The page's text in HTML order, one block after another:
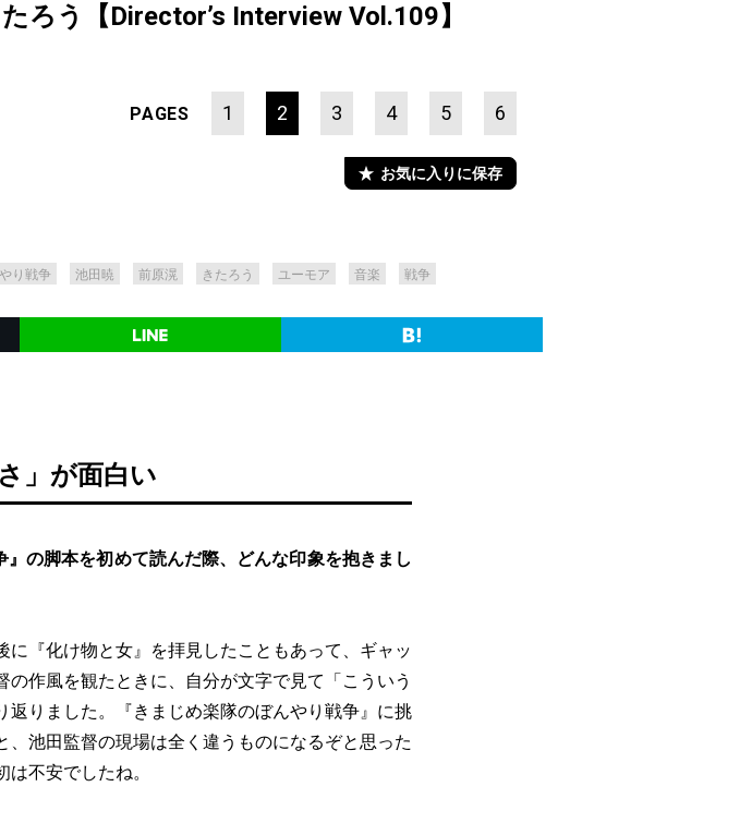
ろう【Director’s Interview Vol.109】
PAGES 1 2 3 4 5 6
お気に入りに保存
り戦争 池田暁 前原滉 きたろう ユーモア 音楽 戦争
」が面白い
の脚本を初めて読んだ際、どんな印象を抱きまし
『化け物と女』を拝見したこともあって、ギャッ
作風を観たときに、自分が文字で見て「こういう
りました。『きまじめ楽隊のぼんやり戦争』に挑
池田監督の現場は全く違うものになるぞと思った
不安でしたね。